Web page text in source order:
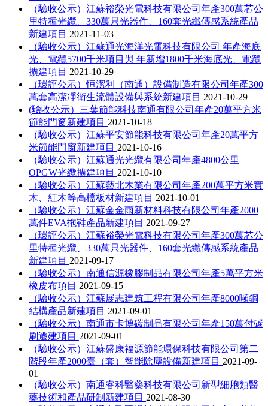
（驗收公示）江蘇裕榮光電科技有限公司年產300萬芯公
里特種光纜、330萬只光器件、160套光纖傳感系統產品
新建項目 2021-11-03
（驗收公示）江蘇通光海洋光電科技有限公司 年產海底
光、電纜5700千米項目與 年新增1800千米海底光、電纜
擴建項目 2021-10-29
（環評公示）恒潔利（南通）設備制造有限公司年產300
萬套高潔凈衛生流體設備與系統新建項目 2021-10-29
(驗收公示）三葉節能科技南通有限公司年產20萬平方米
節能門窗新建項目 2021-10-18
（驗收公示）江蘇平安節能科技有限公司年產20萬平方
米節能門窗新建項目 2021-10-16
（驗收公示）江蘇通光光纜有限公司年產4800公里
OPGW光纜擴建項目 2021-10-10
（驗收公示）江蘇藝北木業有限公司年產200萬平方米實
木、紅木等高檔板材新建項目 2021-10-01
（驗收公示）江蘇金金雨新材料科技有限公司年產2000
萬件EVA拖鞋產品新建項目 2021-09-27
（環評公示）江蘇裕榮光電科技有限公司年產300萬芯公
里特種光纜、330萬只光器件、160套光纖傳感系統產品
新建項目 2021-09-17
（驗收公示）南通信源橡膠制品有限公司年產5萬平方米
橡皮布項目 2021-09-15
（驗收公示）江蘇展志建筑工程有限公司年產8000噸鋼
結構產品新建項目 2021-09-01
（驗收公示）南通市卡博碳制品有限公司年產150萬付碳
刷遷建項目 2021-09-01
（驗收公示）江蘇盛康福源節能環保科技有限公司第二
階段年產2000臺（套）智能除塵設備新建項目 2021-09-
01
（驗收公示）南通睿科醫藥科技有限公司新型細胞類醫
藥技術和產品研制新建項目 2021-08-30